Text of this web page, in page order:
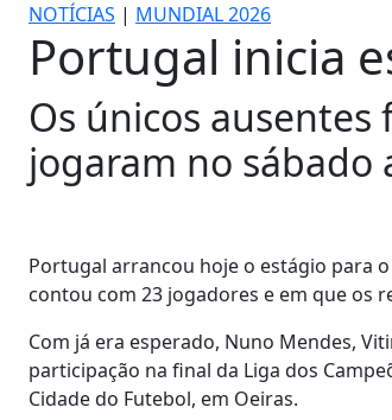
NOTÍCIAS | MUNDIAL 2026
Portugal inicia
Os únicos ausentes
jogaram no sábado
Portugal arrancou hoje o estágio para
contou com 23 jogadores e em que os
Com já era esperado, Nuno Mendes,
participação na final da Liga dos
Cidade do Futebol, em Oeiras.